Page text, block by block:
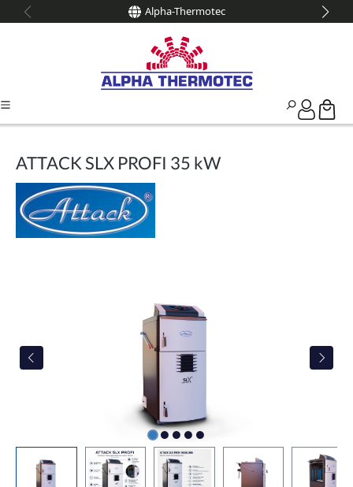
springen Alpha-Thermotec
ATTACK SLX PROFI 35 kW